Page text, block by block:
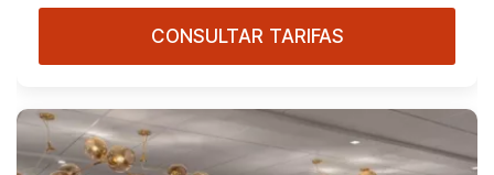
CONSULTAR TARIFAS